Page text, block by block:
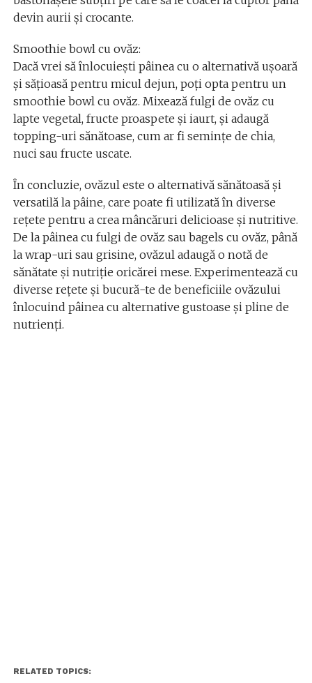
devin aurii și crocante.
Smoothie bowl cu ovăz:
Dacă vrei să înlocuiești pâinea cu o alternativă ușoară
și sățioasă pentru micul dejun, poți opta pentru un
smoothie bowl cu ovăz. Mixează fulgi de ovăz cu
lapte vegetal, fructe proaspete și iaurt, și adaugă
topping-uri sănătoase, cum ar fi semințe de chia,
nuci sau fructe uscate.
În concluzie, ovăzul este o alternativă sănătoasă și
versatilă la pâine, care poate fi utilizată în diverse
rețete pentru a crea mâncăruri delicioase și nutritive.
De la pâinea cu fulgi de ovăz sau bagels cu ovăz, până
la wrap-uri sau grisine, ovăzul adaugă o notă de
sănătate și nutriție oricărei mese. Experimentează cu
diverse rețete și bucură-te de beneficiile ovăzului
înlocuind pâinea cu alternative gustoase și pline de
nutrienți.
RELATED TOPICS: